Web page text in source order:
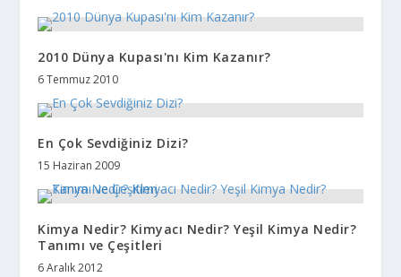
2010 Dünya Kupası'nı Kim Kazanır?
6 Temmuz 2010
En Çok Sevdiğiniz Dizi?
15 Haziran 2009
Kimya Nedir? Kimyacı Nedir? Yeşil Kimya Nedir?
Tanımı ve Çeşitleri
6 Aralık 2012